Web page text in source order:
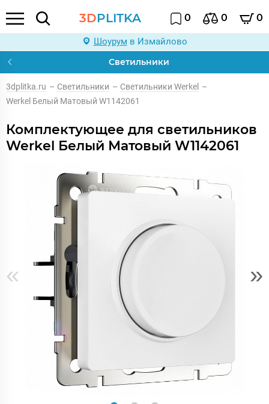
3DPLITKA 0 0 0
Шоурум в Измайлово
Светильники
3dplitka.ru – Светильники – Светильники Werkel –
Werkel Белый Матовый W1142061
Комплектующее для светильников
Werkel Белый Матовый W1142061
« »